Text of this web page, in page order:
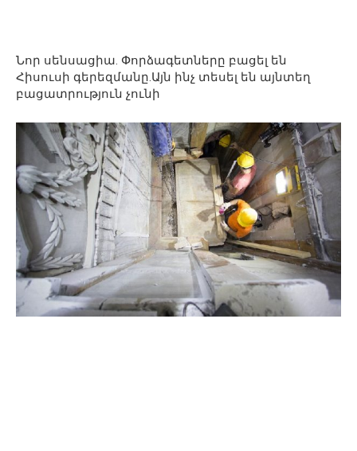
Նոր սենսացիա. Փորձագետները բացել են
Հիսուսի գերեզմանը.Այն ինչ տեսել են այնտեղ
բացատրություն չունի